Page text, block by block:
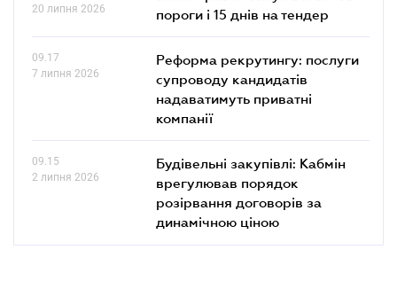
20 липня 2026
пороги і 15 днів на тендер
09.17
7 липня 2026
Реформа рекрутингу: послуги
супроводу кандидатів
надаватимуть приватні
компанії
09.15
2 липня 2026
Будівельні закупівлі: Кабмін
врегулював порядок
розірвання договорів за
динамічною ціною